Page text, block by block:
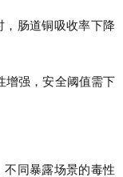
，肠道铜吸收率下降
增强，安全阈值需下
同暴露场景的毒性